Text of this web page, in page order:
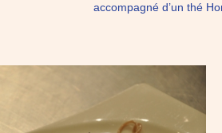
accompagné d’un thé